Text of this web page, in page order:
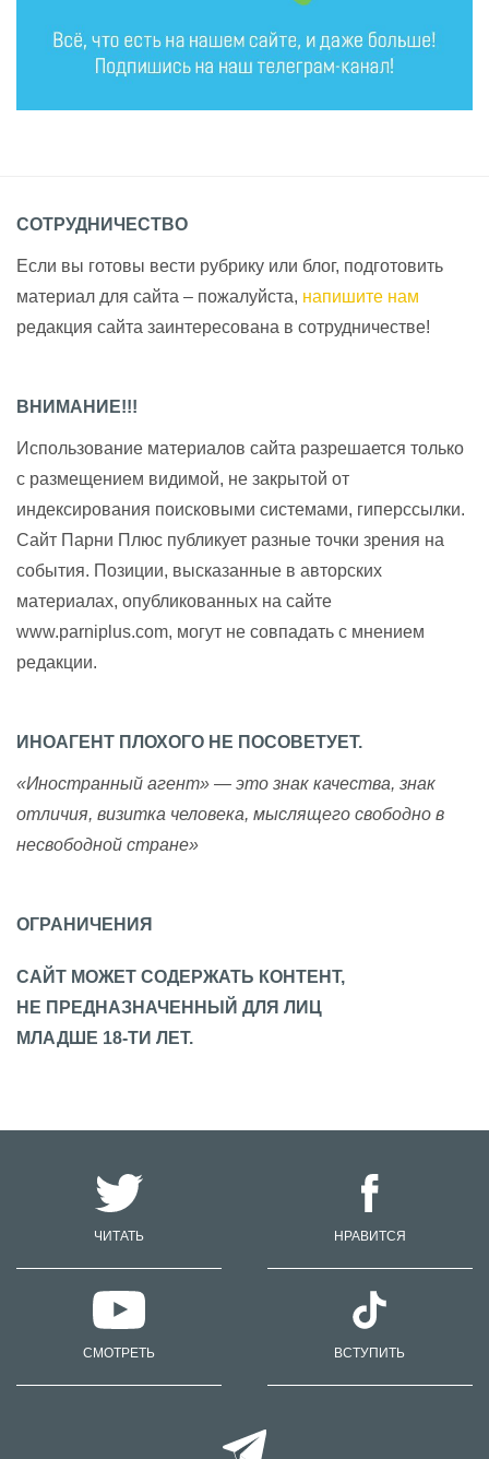
СОТРУДНИЧЕСТВО
Если вы готовы вести рубрику или блог, подготовить
материал для сайта – пожалуйста, напишите нам
редакция сайта заинтересована в сотрудничестве!
ВНИМАНИЕ!!!
Использование материалов сайта разрешается только
с размещением видимой, не закрытой от
индексирования поисковыми системами, гиперссылки.
Сайт Парни Плюс публикует разные точки зрения на
события. Позиции, высказанные в авторских
материалах, опубликованных на сайте
www.parniplus.com, могут не совпадать с мнением
редакции.
ИНОАГЕНТ ПЛОХОГО НЕ ПОСОВЕТУЕТ.
«Иностранный агент» — это знак качества, знак
отличия, визитка человека, мыслящего свободно в
несвободной стране»
ОГРАНИЧЕНИЯ
САЙТ МОЖЕТ СОДЕРЖАТЬ КОНТЕНТ,
НЕ ПРЕДНАЗНАЧЕННЫЙ ДЛЯ ЛИЦ
МЛАДШЕ 18-ТИ ЛЕТ.
ЧИТАТЬ НРАВИТСЯ
СМОТРЕТЬ ВСТУПИТЬ